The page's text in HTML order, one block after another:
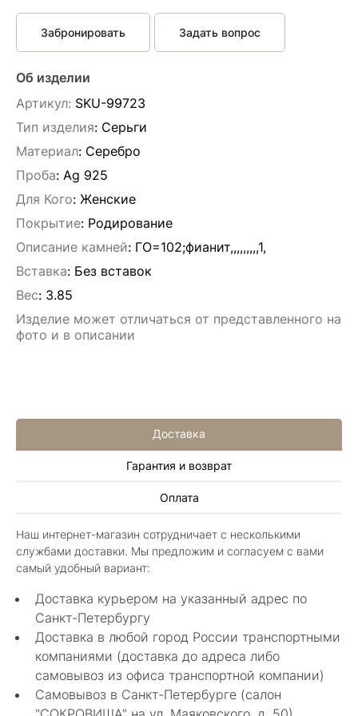
Забронировать Задать вопрос
Об изделии
Артикул: SKU-99723
Тип изделия: Серьги
Материал: Серебро
Проба: Ag 925
Для Кого: Женские
Покрытие: Родирование
Описание камней: ГО=102;фианит,,,,,,,,,1,
Вставка: Без вставок
Вес: 3.85
Изделие может отличаться от представленного на
фото и в описании
Доставка
Гарантия и возврат
Оплата
Наш интернет-магазин сотрудничает с несколькими
службами доставки. Мы предложим и согласуем с вами
самый удобный вариант:
Доставка курьером на указанный адрес по
Санкт-Петербургу
Доставка в любой город России транспортными
компаниями (доставка до адреса либо
самовывоз из офиса транспортной компании)
Самовывоз в Санкт-Петербурге (салон
Алла Майорова
Классные изделия, оригинальные не похожие
в других магазинах. Сотрудники очень
грамотные специалисты в своем деле помогли
с выбором.
Показать полностью
Нелли Г.
4 мая 2025
Каждый раз бывая на Большой Конюшенной